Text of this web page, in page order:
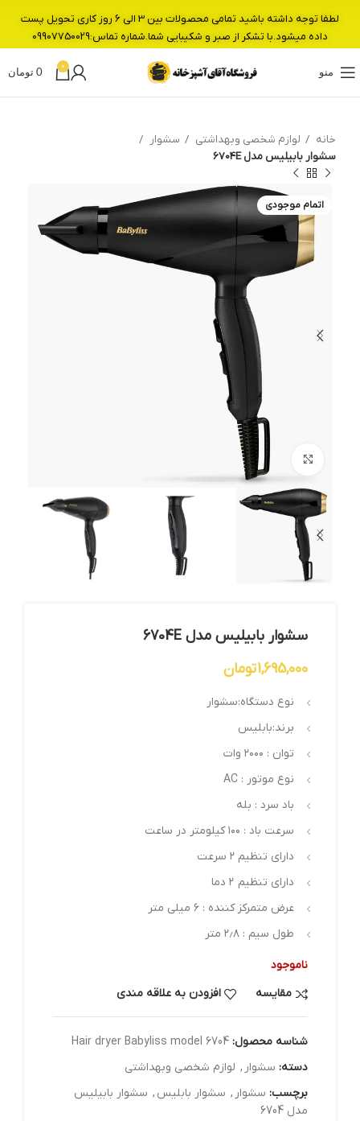
منو
0
0 تومان
خانه لوازم شخصی وبهداشتی
سشوار
سشوار بابیلیس مدل 6704E
اتمام موجودی
بزرگنمایی تصویر
سشوار بابیلیس مدل 6704E
1,695,000تومان
نوع دستگاه:سشوار
برند:بابلیس
توان : ۲۰۰۰ وات
نوع موتور : AC
باد سرد : بله
سرعت باد : ۱۰۰ کیلومتر در ساعت
دارای تنظیم ۲ سرعت
دارای تنظیم ۲ دما
عرض متمرکز کننده : ۶ میلی متر
طول سیم : ۲٫۸ متر
ناموجود
مقایسه
افزودن به علاقه مندی
شناسه محصول: Hair dryer Babyliss model 6704
دسته: سشوار , لوازم شخصی وبهداشتی
برچسب: سشوار , سشوار بابلیس , سشوار بابیلیس
مدل 6704
لطفا توجه داشته باشید تمامی محصولات بین 3 الی 6 روز کاری تحویل پست
داده میشود.با تشکر از صبر و شکیبایی شما.شماره تماس:09907750029